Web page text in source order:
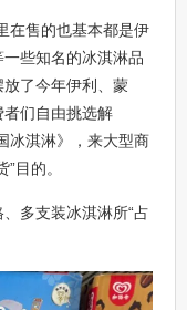
在售的也基本都是伊
些知名的冰淇淋品
了今年伊利、蒙
们自由挑选解
冰淇淋》，来大型商
目的。
多支装冰淇淋所“占